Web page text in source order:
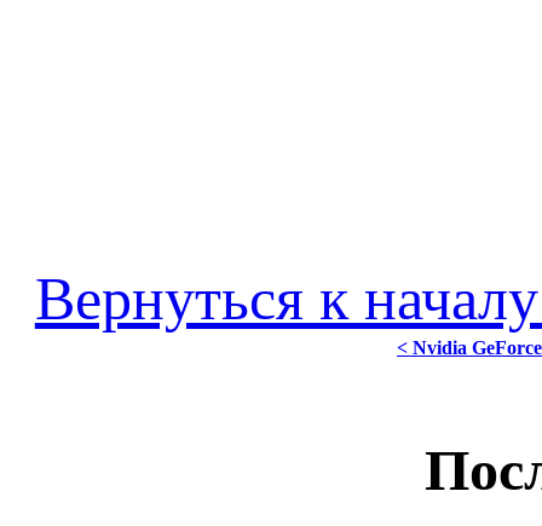
Вернуться к
< Nvidia